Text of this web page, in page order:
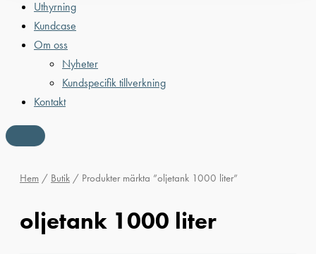
Uthyrning
Kundcase
Om oss
Nyheter
Kundspecifik tillverkning
Kontakt
Hem / Butik / Produkter märkta ”oljetank 1000 liter”
oljetank 1000 liter